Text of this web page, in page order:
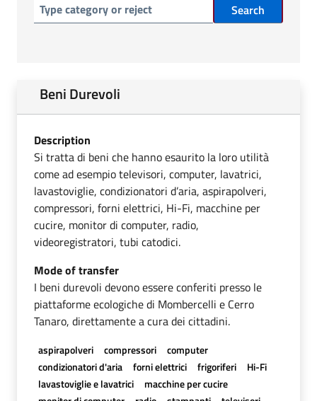
Search
Beni Durevoli
Description
Si tratta di beni che hanno esaurito la loro utilità
come ad esempio televisori, computer, lavatrici,
lavastoviglie, condizionatori d’aria, aspirapolveri,
compressori, forni elettrici, Hi-Fi, macchine per
cucire, monitor di computer, radio,
videoregistratori, tubi catodici.
Mode of transfer
I beni durevoli devono essere conferiti presso le
piattaforme ecologiche di Mombercelli e Cerro
Tanaro, direttamente a cura dei cittadini.
aspirapolveri compressori
computer
condizionatori d'aria
forni elettrici frigoriferi
Hi-Fi
lavastoviglie e lavatrici
macchine per cucire